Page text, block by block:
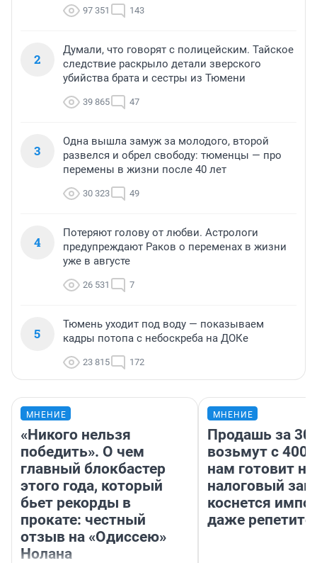
97 351 143
2
Думали, что говорят с полицейским. Тайское
следствие раскрыло детали зверского
убийства брата и сестры из Тюмени
39 865 47
3
Одна вышла замуж за молодого, второй
развелся и обрел свободу: тюменцы — про
перемены в жизни после 40 лет
30 323 49
4
Потеряют голову от любви. Астрологи
предупреждают Раков о переменах в жизни
уже в августе
26 531 7
5
Тюмень уходит под воду — показываем
кадры потопа с небоскреба на ДОКе
23 815 172
МНЕНИЕ
«Никого нельзя
победить». О чем
главный блокбастер
этого года, который
бьет рекорды в
прокате: честный
отзыв на «Одиссею»
Нолана
МНЕНИЕ
Продашь за
возьмут с
нам готовит
налоговый
коснется
даже